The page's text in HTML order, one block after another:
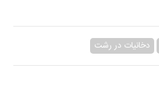
دخانیات در رشت